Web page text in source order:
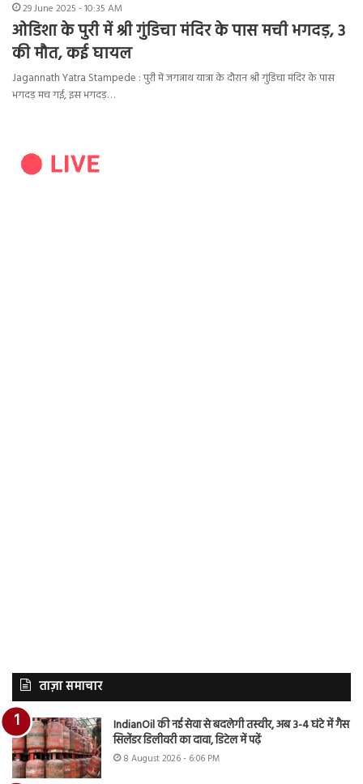
29 June 2025 - 10:35 AM
ओडिशा के पुरी में श्री गुंडिचा मंदिर के पास मची भगदड़, 3
की मौत, कई घायल
Jagannath Yatra Stampede : पुरी में जगन्नाथ यात्रा के दौरान श्री गुंडिचा मंदिर के पास
भगदड़ मच गई, इस भगदड़…
ताज़ा समाचार
IndianOil की नई सेवा से बदलेगी तस्वीर, अब 3-4 घंटे में गैस
सिलेंडर डिलीवरी का दावा, डिटेल में पढ़ें
8 August 2026 - 6:06 PM